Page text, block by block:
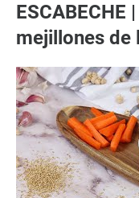
ESCABECHE
mejillones de